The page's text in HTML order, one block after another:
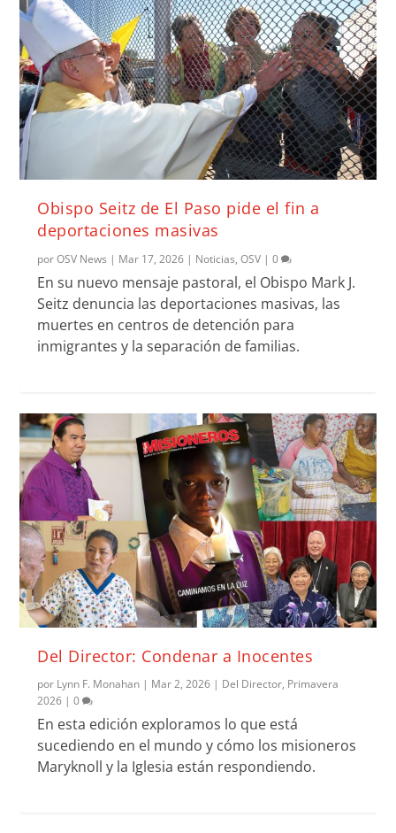
Obispo Seitz de El Paso pide el fin a
deportaciones masivas
porOSV News | Mar 17, 2026 | Noticias,OSV |0
En su nuevo mensaje pastoral, el Obispo Mark J.
Seitz denuncia las deportaciones masivas, las
muertes en centros de detención para
inmigrantes y la separación de familias.
Del Director: Condenar a Inocentes
por Lynn F. Monahan | Mar 2, 2026 | Del Director, Primavera
2026 |0
En esta edición exploramos lo que está
sucediendo en el mundo y cómo los misioneros
Maryknoll y la Iglesia están respondiendo.